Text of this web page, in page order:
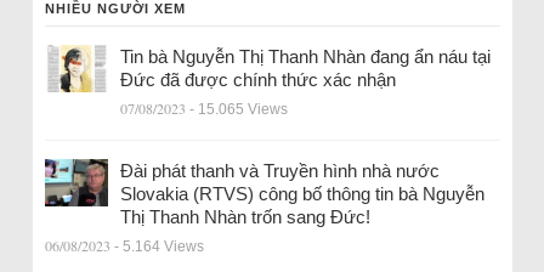
NHIỀU NGƯỜI XEM
Tin bà Nguyễn Thị Thanh Nhàn đang ẩn náu tại
Đức đã được chính thức xác nhận
07/08/2023 - 15.065 Views
Đài phát thanh và Truyền hình nhà nước
Slovakia (RTVS) công bố thông tin bà Nguyễn
Thị Thanh Nhàn trốn sang Đức!
06/08/2023 - 5.164 Views